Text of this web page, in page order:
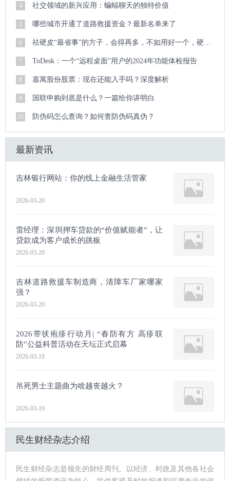
4 社交领域的新兴应用：蝙蝠聊天的独特价值
5 哪些城市开通了道路救援资金？最新名单来了
6 祛硬皮“最省事”的方子，会得再多，不如用好一个，硬皮顽疾迎刃而解
7 ToDesk：一个“远程桌面”用户的2024年功能体检报告
8 嘉寓股份股票：现在还能入手吗？深度解析
9 国联申购到底是什么？一篇给你讲明白
10 防伪码怎么查询？如何查防伪码真伪？
最新资讯
吉林银行网站：你的线上金融生活管家
2026-03-20
雷经理：深圳押车贷款的“价值赋能者”，让
贷款成为客户成长的跳板
2026-03-20
吉林道路救援车制造商，清障车厂家哪家
强？
2026-03-20
2026带状疱疹行动月| “春防有方 高疹联
防”公益科普活动在天坛正式启幕
2026-03-19
吊死男士主题曲为啥越丧越火？
2026-03-19
民生财经杂志介绍
民生财经杂志是领先的财经周刊。以经济、时政及其他各社会